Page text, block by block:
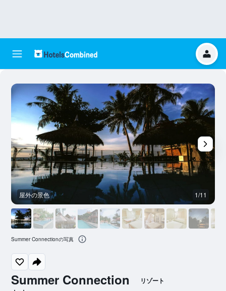
Summer Connection リゾート
屋外の景色 1/11
Summer Connectionの写真